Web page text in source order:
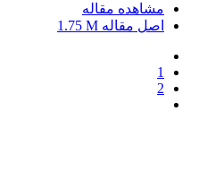
مشاهده مقاله
اصل مقاله 1.75 M
1
2